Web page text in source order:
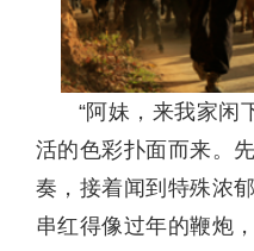
“阿妹，来我家闲
活的色彩扑面而来。
奏，接着闻到特殊浓
串红得像过年的鞭炮